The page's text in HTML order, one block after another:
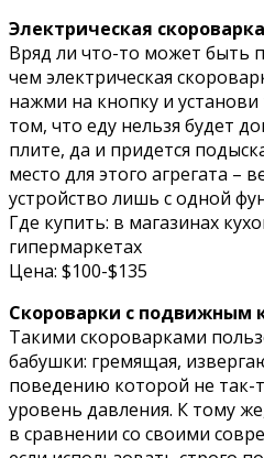
Электрическая
Вряд ли что-то может быть
чем электрическая
нажми на кнопку и
том, что еду нельзя будет
плите, да и придется
место для этого агрегата –
устройство лишь с одной
Где купить: в магазинах
гипермаркетах
Цена: $100-$135
Скороварки с подвижным
Такими скороварками
бабушки: гремящая,
поведению которой не так-
уровень давления. К тому
в сравнении со своими